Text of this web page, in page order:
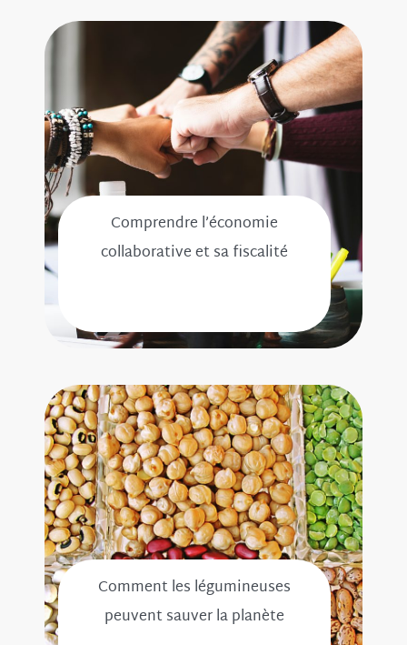
Comprendre l’économie
collaborative et sa fiscalité
Comment les légumineuses
peuvent sauver la planète